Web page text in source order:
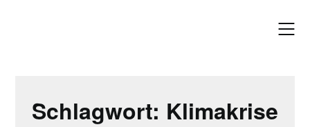
Schlagwort: Klimakrise